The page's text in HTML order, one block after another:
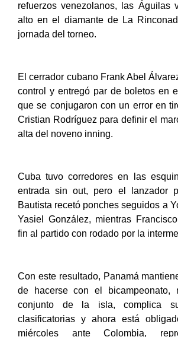
refuerzos venezolanos, las Águilas
alto en el diamante de La
jornada del torneo.
El cerrador cubano Frank Abel
control y entregó par de boletos en
que se conjugaron con un error en
Cristian Rodríguez para definir el
alta del noveno inning.
Cuba tuvo corredores en las
entrada sin out, pero el lanzador
Bautista recetó ponches seguidos a
Yasiel González, mientras
fin al partido con rodado por la
Con este resultado, Panamá
de hacerse con el bicampeonato,
conjunto de la isla, complica
clasificatorias y ahora está
miércoles ante Colombia,